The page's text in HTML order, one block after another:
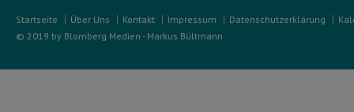
Startseite Über Uns Kontakt Impressum Datenschutzerklärung
© 2019 by Blomberg Medien - Markus Bültmann